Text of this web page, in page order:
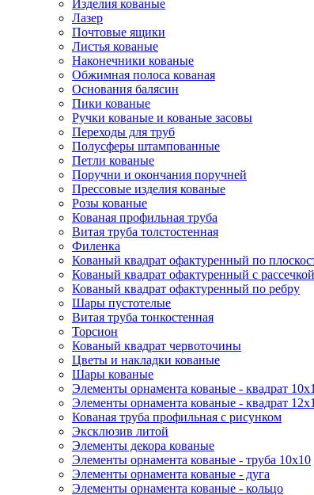
Изделия кованые
Лазер
Почтовые ящики
Листья кованые
Наконечники кованые
Обжимная полоса кованая
Основания балясин
Пики кованые
Ручки кованые и кованые засовы
Переходы для труб
Полусферы штампованные
Петли кованые
Поручни и окончания поручней
Прессовые изделия кованые
Розы кованые
Кованая профильная труба
Витая труба толстостенная
Филенка
Кованый квадрат офактуренный по
Кованый квадрат офактуренный с рассечкой
Кованый квадрат офактуренный по ребру
Шары пустотелые
Витая труба тонкостенная
Торсион
Кованый квадрат червоточины
Цветы и накладки кованые
Шары кованые
Элементы орнамента кованые - квадрат
Элементы орнамента кованые - квадрат
Кованая труба профильная с рисунком
Эксклюзив литой
Элементы декора кованые
Элементы орнамента кованые - труба 10х10
Элементы орнамента кованые - дуга
Элементы орнамента кованые - кольцо